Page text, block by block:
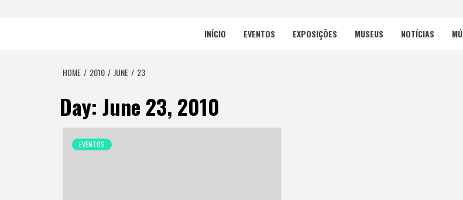
INÍCIO EVENTOS EXPOSIÇÕES MUSEUS NOTÍCIAS
HOME 2010 JUNE 23
Day: June 23, 2010
EVENTOS